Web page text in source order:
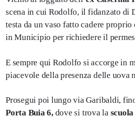
scena in cui Rodolfo, il fidanzato di
testa da un vaso fatto cadere
in Municipio per richiedere il
E sempre qui Rodolfo si accorge in
piacevole della presenza delle uova
Prosegui poi lungo via Garibaldi,
Porta Buia6,dove si trova la